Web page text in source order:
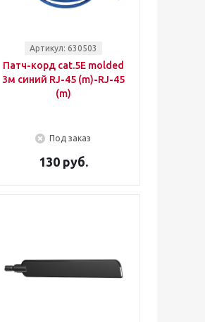
Артикул: 630503
Патч-корд cat.5E molded
3м синий RJ-45 (m)-RJ-45
(m)
Под заказ
130 руб.